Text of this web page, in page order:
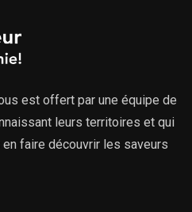
est offert par une équipe de
leurs territoires et qui
faire découvrir les saveurs